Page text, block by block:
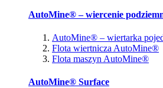
AutoMine® – wiercenie
AutoMine® – wiertarka
Flota wiertnicza AutoMine®
Flota maszyn AutoMine®
AutoMine® Surface